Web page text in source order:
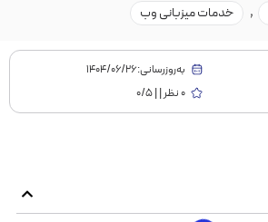
, خدمات میزبانی وب
به‌روز‌رسانی:۱۴۰۴/۰۶/۲۶
0 نظر | | 0/5